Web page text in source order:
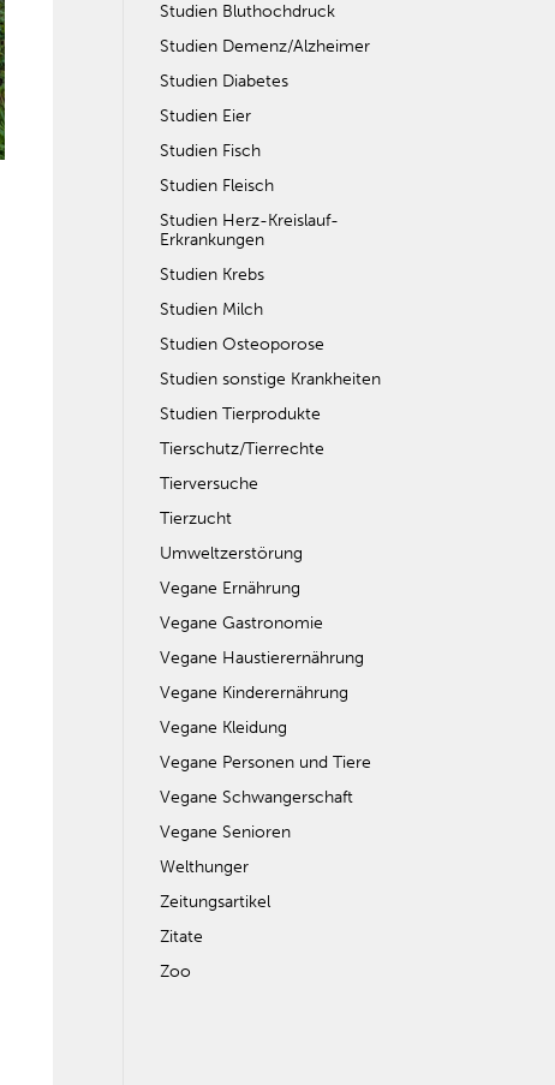
Studien Bluthochdruck
Studien Demenz/Alzheimer
Studien Diabetes
Studien Eier
Studien Fisch
Studien Fleisch
Studien Herz-Kreislauf-
Erkrankungen
Studien Krebs
Studien Milch
Studien Osteoporose
Studien sonstige Krankheiten
Studien Tierprodukte
Tierschutz/Tierrechte
Tierversuche
Tierzucht
Umweltzerstörung
Vegane Ernährung
Vegane Gastronomie
Vegane Haustierernährung
Vegane Kinderernährung
Vegane Kleidung
Vegane Personen und Tiere
Vegane Schwangerschaft
Vegane Senioren
Welthunger
Zeitungsartikel
Zitate
Zoo